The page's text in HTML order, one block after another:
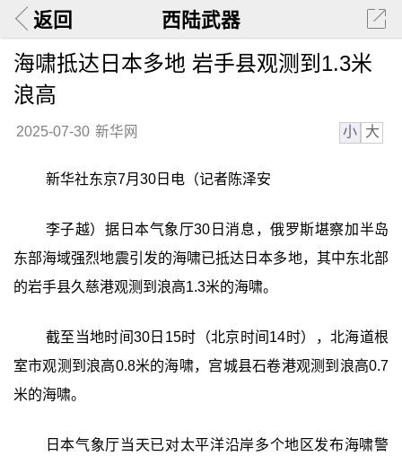
返回 西陆武器
海啸抵达日本多地 岩手县观测到1.3米
浪高
2025-07-30 新华网 小 大
新华社东京7月30日电（记者陈泽安
李子越）据日本气象厅30日消息，俄罗斯堪察加半岛
东部海域强烈地震引发的海啸已抵达日本多地，其中东北部
的岩手县久慈港观测到浪高1.3米的海啸。
截至当地时间30日15时（北京时间14时），北海道根
室市观测到浪高0.8米的海啸，宫城县石卷港观测到浪高0.7
米的海啸。
日本气象厅当天已对太平洋沿岸多个地区发布海啸警